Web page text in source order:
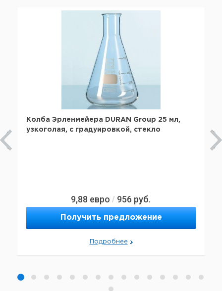
Колба Эрленмейера DURAN Group 25 мл,
узкоголая, с градуировкой, стекло
9,88 евро / 956 руб.
Получить предложение
Подробнее